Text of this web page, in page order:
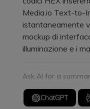
Media.io Text-to-
istantaneamente
mockup di
illuminazione e i
Ask AI for a
ChatGPT